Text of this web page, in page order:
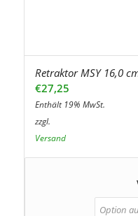
Retraktor MSY 16,0
€27,25
Enthält 19% MwSt.
zzgl.
Versand